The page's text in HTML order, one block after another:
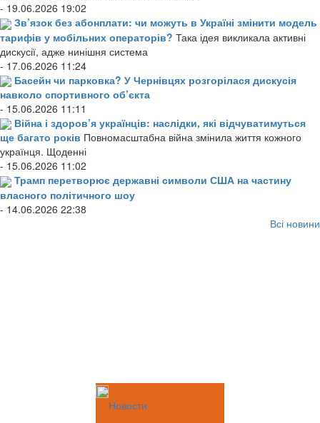
- 19.06.2026 19:02
Зв’язок без абонплати: чи можуть в Україні змінити модель
тарифів у мобільних операторів? Така ідея викликала активні
дискусії, адже нинішня система
- 17.06.2026 11:24
Басейн чи парковка? У Чернівцях розгорілася дискусія
навколо спортивного об’єкта
- 15.06.2026 11:11
Війна і здоров’я українців: наслідки, які відчуватимуться
ще багато років Повномасштабна війна змінила життя кожного
українця. Щоденні
- 15.06.2026 11:02
Трамп перетворює державні символи США на частину
власного політичного шоу
- 14.06.2026 22:38
Всі новини
Новости